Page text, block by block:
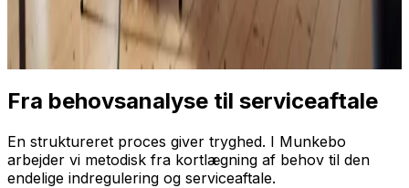
Fra behovsanalyse til serviceaftale
En struktureret proces giver tryghed. I Munkebo
arbejder vi metodisk fra kortlægning af behov til den
endelige indregulering og serviceaftale.